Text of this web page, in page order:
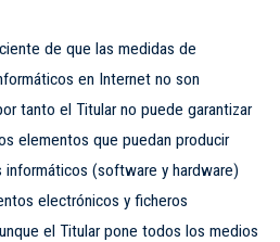
de que las medidas de
en Internet no son
tanto el Titular no puede garantizar
elementos que puedan producir
(software y hardware)
electrónicos y ficheros
el Titular pone todos los medios